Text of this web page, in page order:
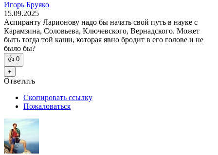
Игорь Бруяко
15.09.2025
Аспиранту Ларионову надо бы начать свой путь в науке с
Карамзина, Соловьева, Ключевского, Вернадского. Может
быть тогда той каши, которая явно бродит в его голове и не
было бы?
👍 0
+
Ответить
Скопировать ссылку
Пожаловаться